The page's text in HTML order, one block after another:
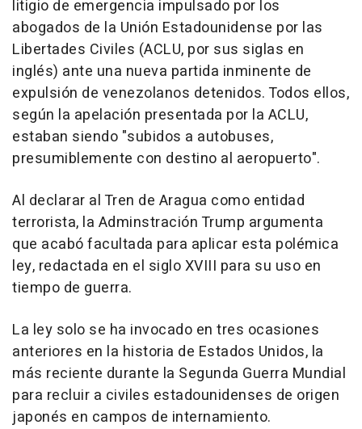
litigio de emergencia impulsado por los
abogados de la Unión Estadounidense por las
Libertades Civiles (ACLU, por sus siglas en
inglés) ante una nueva partida inminente de
expulsión de venezolanos detenidos. Todos ellos,
según la apelación presentada por la ACLU,
estaban siendo "subidos a autobuses,
presumiblemente con destino al aeropuerto".
Al declarar al Tren de Aragua como entidad
terrorista, la Adminstración Trump argumenta
que acabó facultada para aplicar esta polémica
ley, redactada en el siglo XVIII para su uso en
tiempo de guerra.
La ley solo se ha invocado en tres ocasiones
anteriores en la historia de Estados Unidos, la
más reciente durante la Segunda Guerra Mundial
para recluir a civiles estadounidenses de origen
japonés en campos de internamiento.